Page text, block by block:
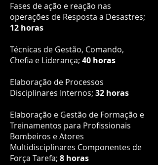
Fases de ação e reação nas
operações de Resposta a Desastres;
12 horas
Técnicas de Gestão, Comando,
Chefia e Liderança; 40 horas
Elaboração de Processos
Disciplinares Internos; 32 horas
Elaboração e Gestão de Formação e
Treinamentos para Profissionais
Bombeiros e Atores
Multidisciplinares Componentes de
Força Tarefa; 8 horas